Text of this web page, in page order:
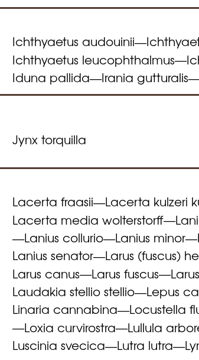
Ichthyaetus audouinii—
Ichthyaetus leucophthalmus—
Iduna pallida—Irania gutturalis
Jynx torquilla
Lacerta fraasii—Lacerta kulzeri
Lacerta media wolterstorff—
—Lanius collurio—Lanius minor—
Lanius senator—Larus (fuscus)
Larus canus—Larus fuscus—
Laudakia stellio stellio—Lepus
Linaria cannabina—Locustella
—Loxia curvirostra—Lullula
Luscinia svecica—Lutra lutra—